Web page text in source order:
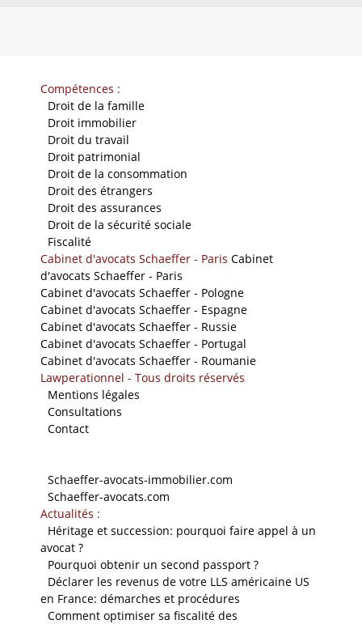
Compétences :
Droit de la famille
Droit immobilier
Droit du travail
Droit patrimonial
Droit de la consommation
Droit des étrangers
Droit des assurances
Droit de la sécurité sociale
Fiscalité
Cabinet d'avocats Schaeffer - Paris Cabinet
d'avocats Schaeffer - Paris
Cabinet d'avocats Schaeffer - Pologne
Cabinet d'avocats Schaeffer - Espagne
Cabinet d'avocats Schaeffer - Russie
Cabinet d'avocats Schaeffer - Portugal
Cabinet d'avocats Schaeffer - Roumanie
Lawperationnel - Tous droits réservés
Mentions légales
Consultations
Contact
Schaeffer-avocats-immobilier.com
Schaeffer-avocats.com
Actualités :
Héritage et succession: pourquoi faire appel à un
avocat ?
Pourquoi obtenir un second passport ?
Déclarer les revenus de votre LLS américaine US
en France: démarches et procédures
Comment optimiser sa fiscalité des